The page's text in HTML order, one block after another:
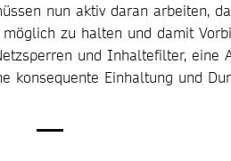
nun aktiv daran arbeiten,
zu halten und damit
und Inhaltefilter, eine
konsequente Einhaltung und